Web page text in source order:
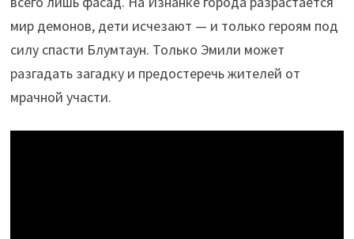
мир демонов, дети исчезают — и только героям под
силу спасти Блумтаун. Только Эмили может
разгадать загадку и предостеречь жителей от
мрачной участи.